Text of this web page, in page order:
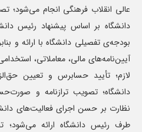
عالی انقلاب فرهنگی انجام می‌شود؛
دانشگاه بر اساس پیشنهاد رئیس
بودجه‌ی تفصیلی دانشگاه با ارائه و
آیین‌نامه‌های مالی، معاملاتی،
لازم؛ تأیید حسابرس و تعیین
دانشگاه؛ تصویب ترازنامه و
نظارت بر حسن اجرای فعالیت‌های
طرف رئیس دانشگاه ارائه